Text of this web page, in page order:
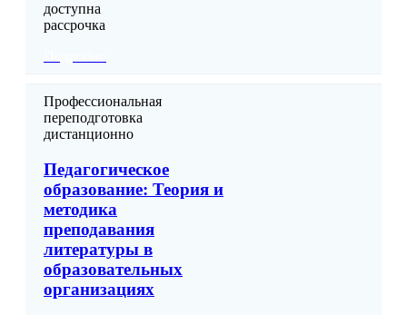
доступна
рассрочка
Профессиональная
переподготовка
дистанционно
Педагогическое
образование: Теория и
методика
преподавания
литературы в
образовательных
организациях